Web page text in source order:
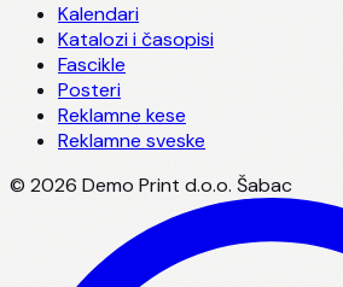
Kalendari
Katalozi i časopisi
Fascikle
Posteri
Reklamne kese
Reklamne sveske
© 2026 Demo Print d.o.o. Šabac